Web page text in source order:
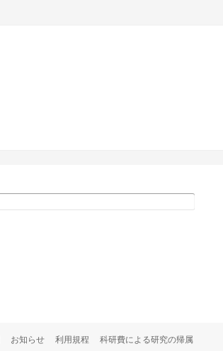
お知らせ 利用規程 科研費による研究の帰属